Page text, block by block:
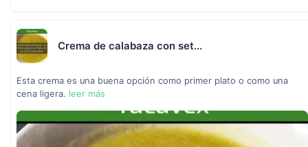
Crema de calabaza con set...
Esta crema es una buena opción como primer plato o como una
cena ligera. leer más